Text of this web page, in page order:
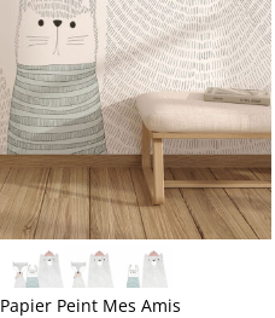
Papier Peint Mes Amis